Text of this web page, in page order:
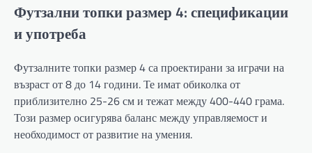
Футзални топки размер 4: спецификации
и употреба
Футзалните топки размер 4 са проектирани за играчи на
възраст от 8 до 14 години. Те имат обиколка от
приблизително 25-26 см и тежат между 400-440 грама.
Този размер осигурява баланс между управляемост и
необходимост от развитие на умения.